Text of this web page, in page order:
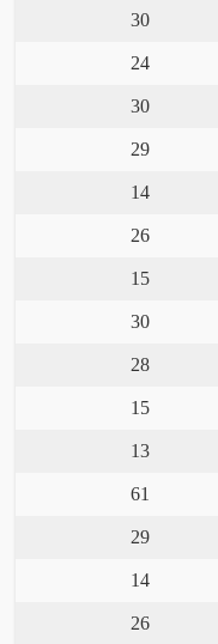
30
24
30
29
14
26
15
30
28
15
13
61
29
14
26